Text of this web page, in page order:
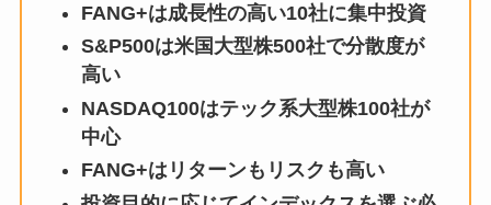
FANG+は成長性の高い10社に集中投資
S&P500は米国大型株500社で分散度が
高い
NASDAQ100はテック系大型株100社が
中心
FANG+はリターンもリスクも高い